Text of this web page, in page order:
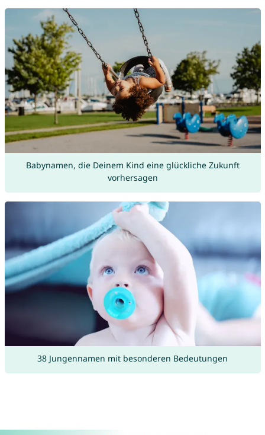
Babynamen, die Deinem Kind eine glückliche Zukunft
vorhersagen
38 Jungennamen mit besonderen Bedeutungen